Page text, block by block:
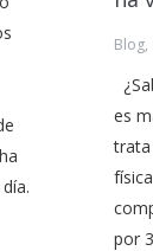
Blog,
es
trata
por